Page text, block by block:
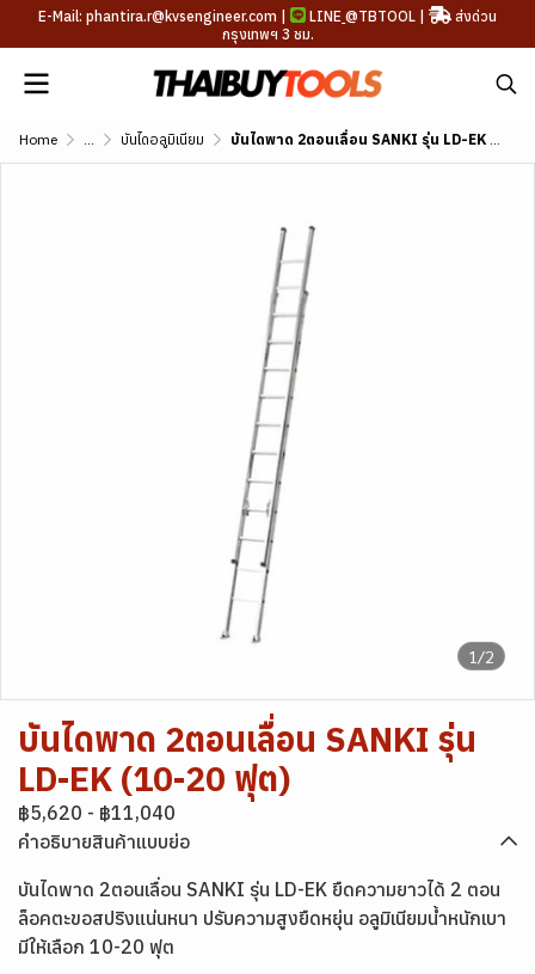
E-Mail: phantira.r@kvsengineer.com | LINE @TBTOOL |
ส่งด่วน
กรุงเทพฯ 3 ชม.
Home ... บันไดอลูมิเนียม บันไดพาด 2ตอนเลื่อน SANKI รุ่น LD-EK (10-20 ฟุต)
1/2
บันไดพาด 2ตอนเลื่อน SANKI รุ่น
LD-EK (10-20 ฟุต)
฿5,620 - ฿11,040
คำอธิบายสินค้าแบบย่อ
บันไดพาด 2ตอนเลื่อน SANKI รุ่น LD-EK ยืดความยาวได้ 2 ตอน
ล็อคตะขอสปริงแน่นหนา ปรับความสูงยืดหยุ่น อลูมิเนียมน้ำหนักเบา
มีให้เลือก 10-20 ฟุต